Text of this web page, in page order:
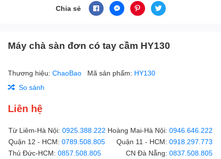
Chia sẻ
Máy chà sàn đơn có tay cầm HY130
Thương hiệu: ChaoBao Mã sản phẩm: HY130
So sánh
Liên hệ
Từ Liêm-Hà Nội: 0925.388.222 Hoàng Mai-Hà Nội: 0946.646.222
Quận 12 - HCM: 0789.508.805 Quận 11 - HCM: 0918.297.773
Thủ Đức-HCM: 0857.508.805 CN Đà Nẵng: 0837.508.805